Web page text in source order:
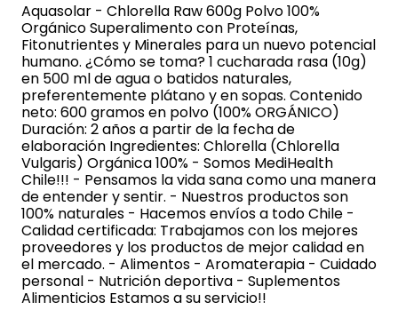
Aquasolar - Chlorella Raw 600g Polvo 100%
Orgánico Superalimento con Proteínas,
Fitonutrientes y Minerales para un nuevo potencial
humano. ¿Cómo se toma? 1 cucharada rasa (10g)
en 500 ml de agua o batidos naturales,
preferentemente plátano y en sopas. Contenido
neto: 600 gramos en polvo (100% ORGÁNICO)
Duración: 2 años a partir de la fecha de
elaboración Ingredientes: Chlorella (Chlorella
Vulgaris) Orgánica 100% - Somos MediHealth
Chile!!! - Pensamos la vida sana como una manera
de entender y sentir. - Nuestros productos son
100% naturales - Hacemos envíos a todo Chile -
Calidad certificada: Trabajamos con los mejores
proveedores y los productos de mejor calidad en
el mercado. - Alimentos - Aromaterapia - Cuidado
personal - Nutrición deportiva - Suplementos
Alimenticios Estamos a su servicio!!